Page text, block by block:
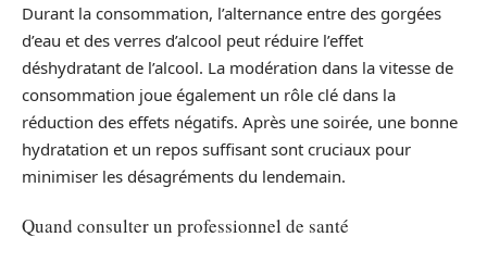
Durant la consommation, l’alternance entre des gorgées
d’eau et des verres d’alcool peut réduire l’effet
déshydratant de l’alcool. La modération dans la vitesse de
consommation joue également un rôle clé dans la
réduction des effets négatifs. Après une soirée, une bonne
hydratation et un repos suffisant sont cruciaux pour
minimiser les désagréments du lendemain.
Quand consulter un professionnel de santé